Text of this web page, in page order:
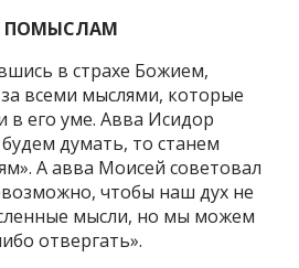
ПОМЫСЛАМ
в страхе Божием,
всеми мыслями, которые
в его уме. Авва Исидор
думать, то станем
А авва Моисей советовал
чтобы наш дух не
мысли, но мы можем
отвергать».